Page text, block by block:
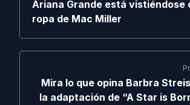
Ariana Grande está vistiéndose
ropa de Mac Miller
Mira lo que opina Barbra
la adaptación de “A Star is